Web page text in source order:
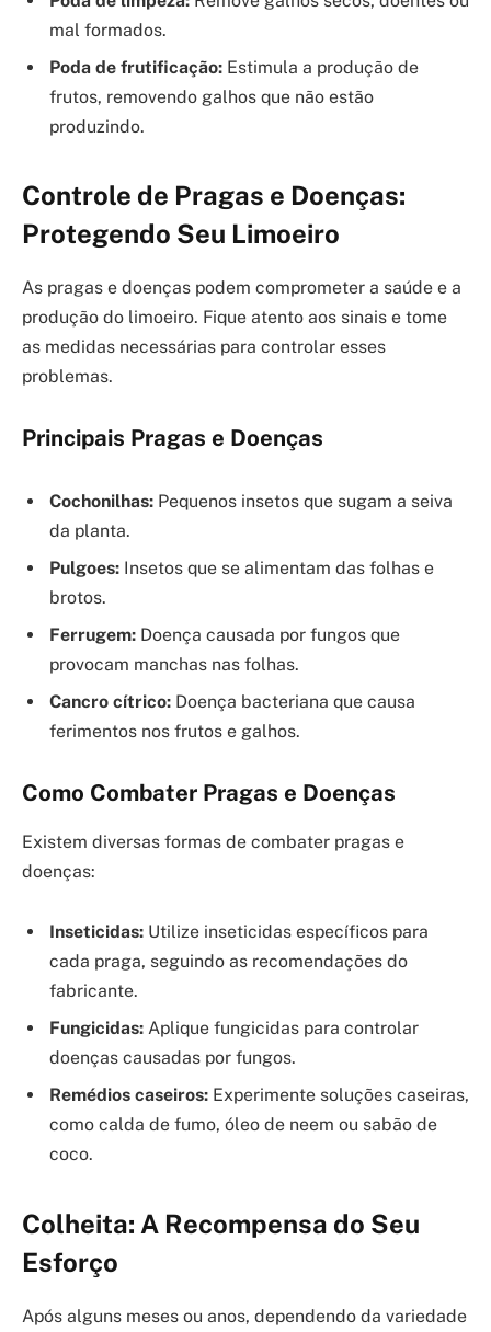
mal formados.
Poda de frutificação: Estimula a produção de
frutos, removendo galhos que não estão
produzindo.
Controle de Pragas e Doenças:
Protegendo Seu Limoeiro
As pragas e doenças podem comprometer a saúde e a
produção do limoeiro. Fique atento aos sinais e tome
as medidas necessárias para controlar esses
problemas.
Principais Pragas e Doenças
Cochonilhas: Pequenos insetos que sugam a seiva
da planta.
Pulgoes: Insetos que se alimentam das folhas e
brotos.
Ferrugem: Doença causada por fungos que
provocam manchas nas folhas.
Cancro cítrico: Doença bacteriana que causa
ferimentos nos frutos e galhos.
Como Combater Pragas e Doenças
Existem diversas formas de combater pragas e
doenças:
Inseticidas: Utilize inseticidas específicos para
cada praga, seguindo as recomendações do
fabricante.
Fungicidas: Aplique fungicidas para controlar
doenças causadas por fungos.
Remédios caseiros: Experimente soluções caseiras,
como calda de fumo, óleo de neem ou sabão de
coco.
Colheita: A Recompensa do Seu
Esforço
Após alguns meses ou anos, dependendo da variedade